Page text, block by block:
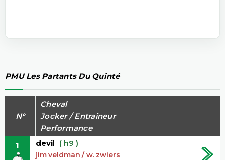
PMU Les Partants Du Quinté
N°
Cheval
Jocker / Entraîneur
Performance
1
devil ( h9 )
jim veldman / w. zwiers